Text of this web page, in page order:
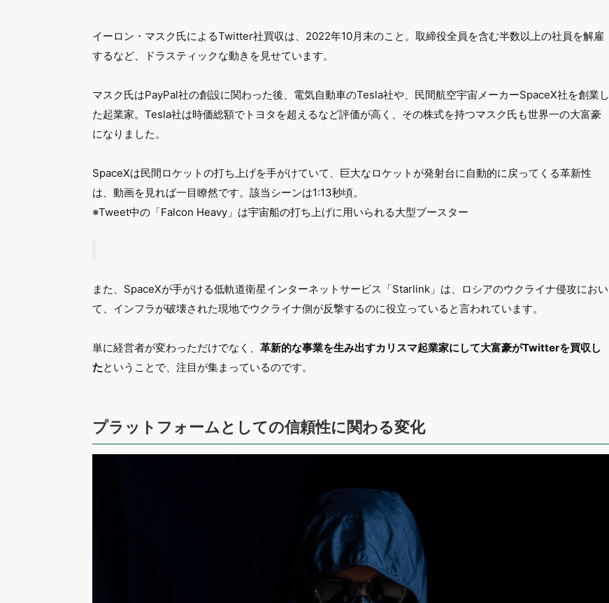
イーロン・マスク氏によるTwitter社買収は、2022年10月末のこと。取締役全員を含む半数以上の社員を解雇
するなど、ドラスティックな動きを見せています。
マスク氏はPayPal社の創設に関わった後、電気自動車のTesla社や、民間航空宇宙メーカー​​SpaceX社を創業し
た起業家。Tesla社は時価総額でトヨタを超えるなど評価が高く、その株式を持つマスク氏も世界一の大富豪
になりました。
SpaceXは民間ロケットの打ち上げを手がけていて、巨大なロケットが発射台に自動的に戻ってくる革新性
は、動画を見れば一目瞭然です。該当シーンは1:13秒頃。
※Tweet中の「Falcon Heavy」は宇宙船の打ち上げに用いられる大型ブースター
また、SpaceXが手がける低軌道衛星インターネットサービス「Starlink」は、ロシアのウクライナ侵攻におい
て、インフラが破壊された現地でウクライナ側が反撃するのに役立っていると言われています。
単に経営者が変わっただけでなく、 革新的な事業を生み出すカリスマ起業家にして大富豪がTwitterを買収し
たということで、注目が集まっているのです。
プラットフォームとしての信頼性に関わる変化